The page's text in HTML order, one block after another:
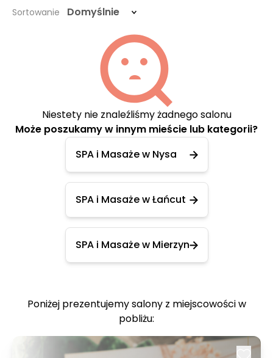
Sortowanie Domyślnie
Niestety nie znaleźliśmy żadnego salonu
Może poszukamy w innym mieście lub kategorii?
SPA i Masaże w Nysa
SPA i Masaże w Łańcut
SPA i Masaże w Mierzyn
Poniżej prezentujemy salony z miejscowości w
pobliżu: